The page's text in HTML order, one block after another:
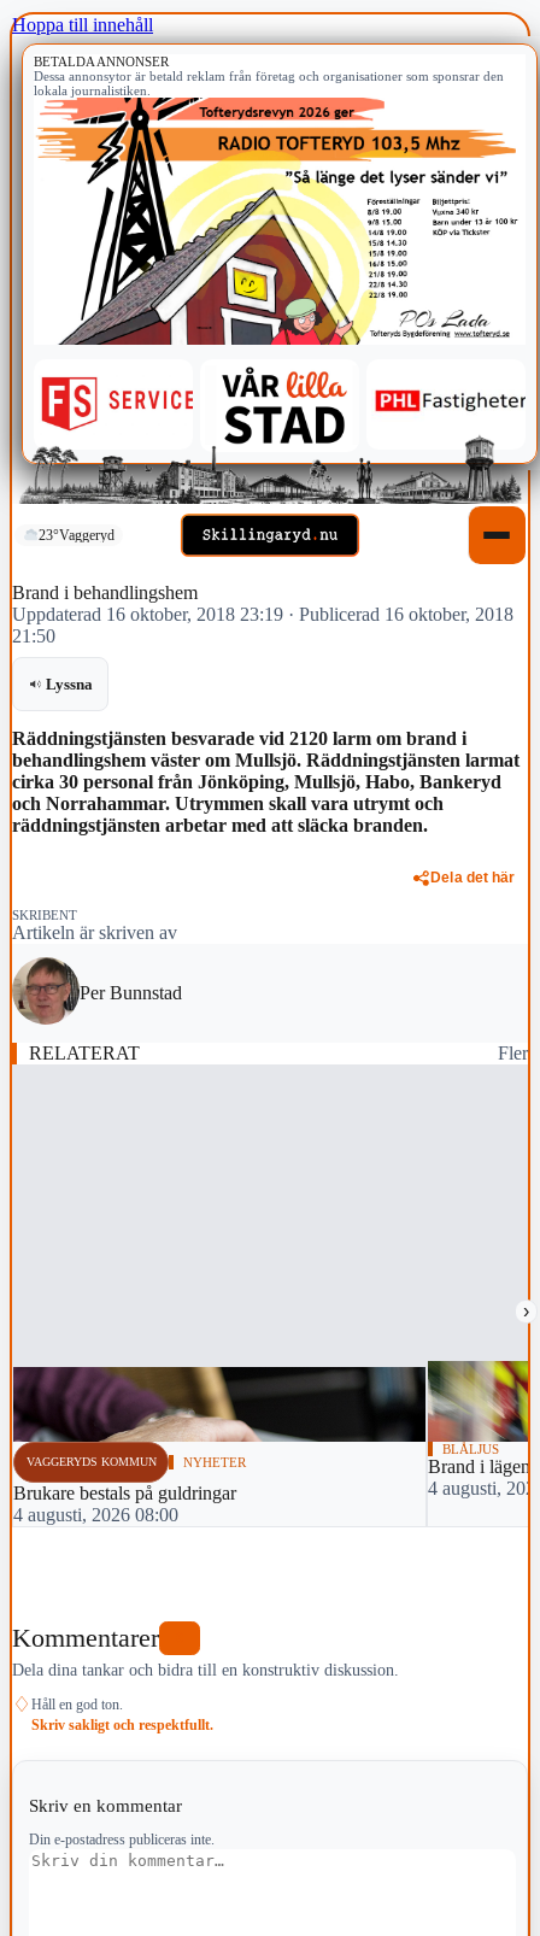
Hoppa till innehåll
BETALDA ANNONSER
Dessa annonsytor är betald reklam från företag och organisationer som sponsrar den
lokala journalistiken.
23°Vaggeryd
Brand i behandlingshem
Uppdaterad 16 oktober, 2018 23:19 · Publicerad 16 oktober, 2018
21:50
Lyssna
Räddningstjänsten besvarade vid 2120 larm om brand i
behandlingshem väster om Mullsjö. Räddningstjänsten larmat
cirka 30 personal från Jönköping, Mullsjö, Habo, Bankeryd
och Norrahammar. Utrymmen skall vara utrymt och
räddningstjänsten arbetar med att släcka branden.
Dela det här
SKRIBENT
Artikeln är skriven av
Per Bunnstad
RELATERAT Fler
›
VAGGERYDS KOMMUN NYHETER
Brukare bestals på guldringar
4 augusti, 2026 08:00
BLÅLJUS
Brand i
4 augusti,
Kommentarer
Dela dina tankar och bidra till en konstruktiv diskussion.
♢ Håll en god ton.
Skriv sakligt och respektfullt.
Skriv en kommentar
Din e-postadress publiceras inte.
Kommentar